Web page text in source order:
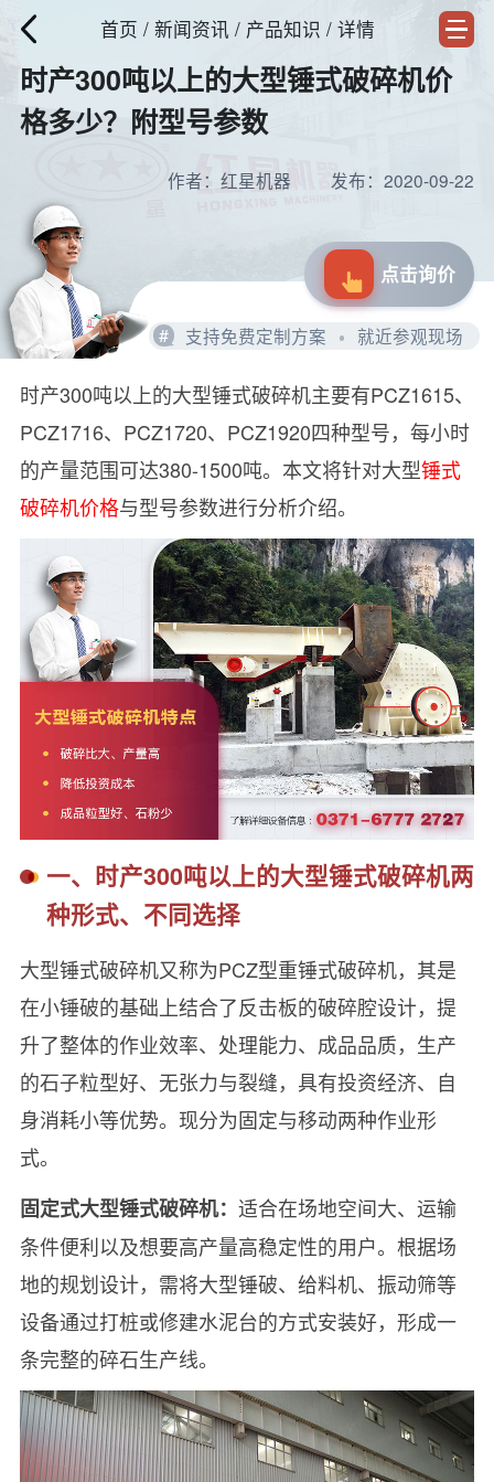
首页 / 新闻资讯 / 产品知识 / 详情
时产300吨以上的大型锤式破碎机价
格多少？附型号参数
作者：红星机器 发布：2020-09-22
点击询价
# 支持免费定制方案 就近参观现场
时产300吨以上的大型锤式破碎机主要有PCZ1615、
PCZ1716、PCZ1720、PCZ1920四种型号，每小时
的产量范围可达380-1500吨。本文将针对大型锤式
破碎机价格与型号参数进行分析介绍。
一、时产300吨以上的大型锤式破碎机两
种形式、不同选择
大型锤式破碎机又称为PCZ型重锤式破碎机，其是
在小锤破的基础上结合了反击板的破碎腔设计，提
升了整体的作业效率、处理能力、成品品质，生产
的石子粒型好、无张力与裂缝，具有投资经济、自
身消耗小等优势。现分为固定与移动两种作业形
式。
固定式大型锤式破碎机： 适合在场地空间大、运输
条件便利以及想要高产量高稳定性的用户。根据场
地的规划设计，需将大型锤破、给料机、振动筛等
设备通过打桩或修建水泥台的方式安装好，形成一
条完整的碎石生产线。